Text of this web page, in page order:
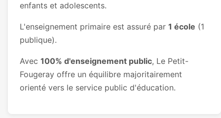
enfants et adolescents.
L'enseignement primaire est assuré par 1 école (1
publique).
Avec 100% d'enseignement public, Le Petit-
Fougeray offre un équilibre majoritairement
orienté vers le service public d'éducation.